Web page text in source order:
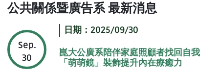
公共關係暨廣告系 最新消息
Sep.
30
日期：2025/09/30
崑大公廣系陪伴家庭照顧者找回自我
「萌萌鏡」裝飾提升內在療癒力